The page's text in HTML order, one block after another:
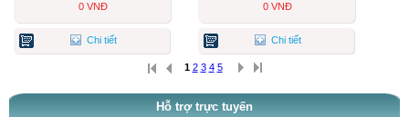
0 VNĐ
Chi tiết
0 VNĐ
Chi tiết
1 2 3 4 5
Hỗ trợ trực tuyến